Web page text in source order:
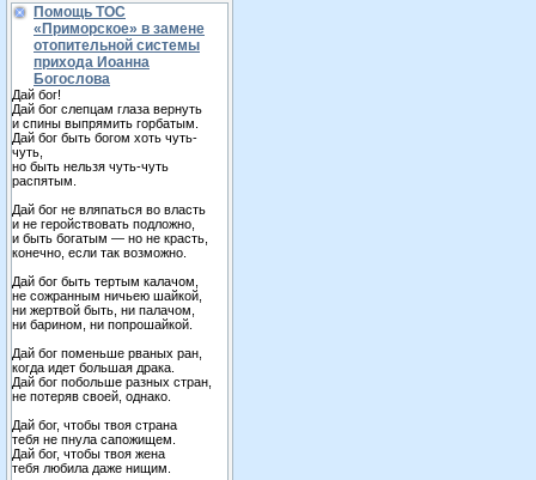
Помощь ТОС
«Приморское» в замене
отопительной системы
прихода Иоанна
Богослова
Дай бог!
Дай бог слепцам глаза вернуть
и спины выпрямить горбатым.
Дай бог быть богом хоть чуть-
чуть,
но быть нельзя чуть-чуть
распятым.
Дай бог не вляпаться во власть
и не геройствовать подложно,
и быть богатым — но не красть,
конечно, если так возможно.
Дай бог быть тертым калачом,
не сожранным ничьею шайкой,
ни жертвой быть, ни палачом,
ни барином, ни попрошайкой.
Дай бог поменьше рваных ран,
когда идет большая драка.
Дай бог побольше разных стран,
не потеряв своей, однако.
Дай бог, чтобы твоя страна
тебя не пнула сапожищем.
Дай бог, чтобы твоя жена
тебя любила даже нищим.